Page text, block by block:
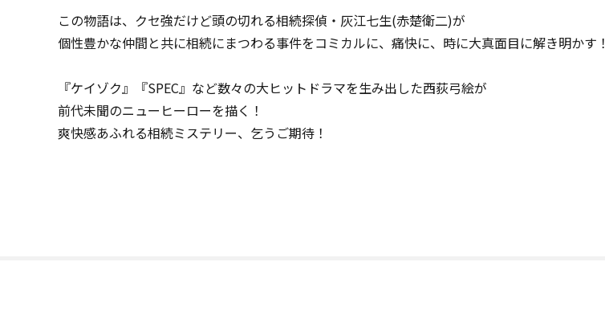
この物語は、クセ強だけど頭の切れる相続探偵・灰江七生(赤楚衛二)が
個性豊かな仲間と共に相続にまつわる事件をコミカルに、痛快に、時に大真面目に解き明かす！
『ケイゾク』『SPEC』など数々の大ヒットドラマを生み出した西荻弓絵が
前代未聞のニューヒーローを描く！
爽快感あふれる相続ミステリー、乞うご期待！